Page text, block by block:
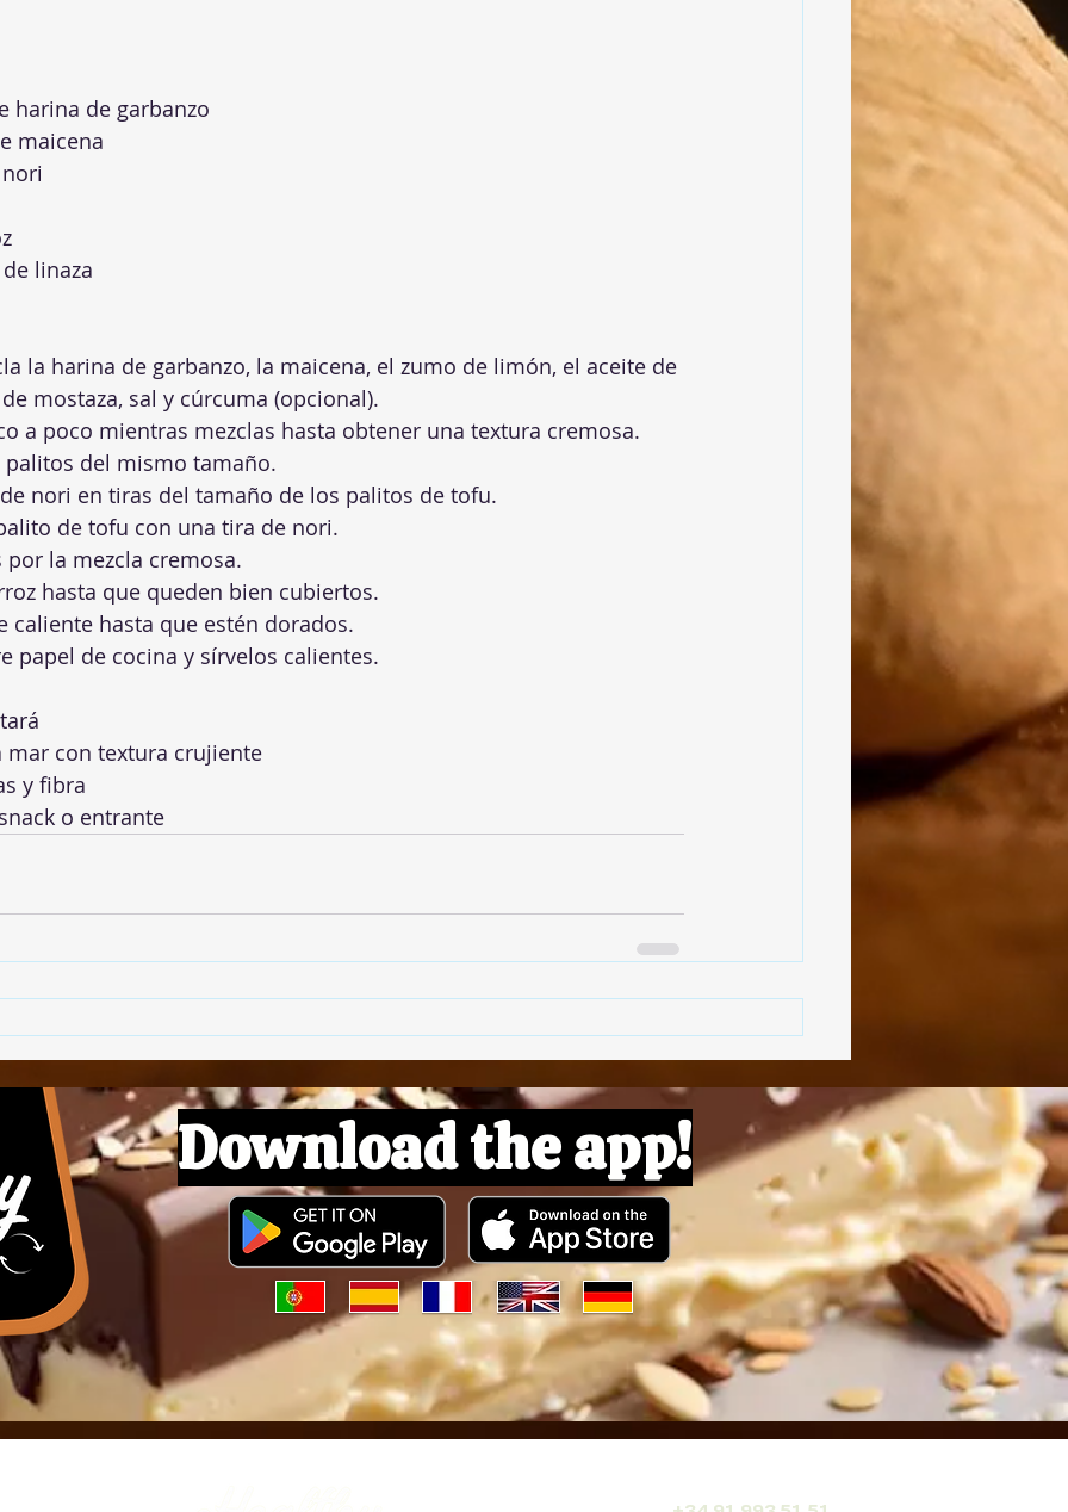
harina de garbanzo
maicena
linaza
la harina de garbanzo, la maicena, el zumo de limón, el aceite de
mostaza, sal y cúrcuma (opcional).
a poco mientras mezclas hasta obtener una textura cremosa.
del mismo tamaño.
nori en tiras del tamaño de los palitos de tofu.
de tofu con una tira de nori.
la mezcla cremosa.
hasta que queden bien cubiertos.
caliente hasta que estén dorados.
papel de cocina y sírvelos calientes.
mar con textura crujiente
y fibra
o entrante
Download the app!